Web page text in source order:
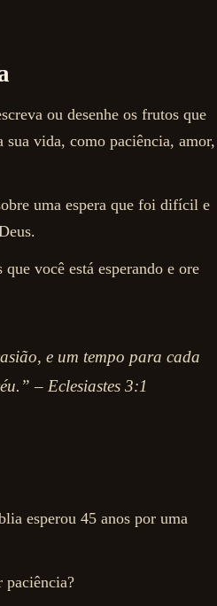
ou desenhe os frutos que
sua vida, como paciência, amor,
uma espera que foi difícil e
você está esperando e ore
e um tempo para cada
– Eclesiastes 3:1
esperou 45 anos por uma
paciência?